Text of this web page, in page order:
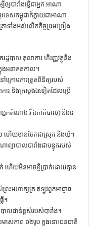
យបារាំងធ្វើជាអ្នក អាណា
េសកម្ពុជាក៏ក្លាយជាអាណា
រាទាំងអស់លើកកិច្ចព្រមព្រៀង
ឋបាល តុលាការ ហិរញ្ញវត្ថុនិង
នុងអនាគតកាល។
នៅក្រោមការត្រួតពិនិត្យរបស់
ការ និងក្រសួងឯទៀតដែលប្រើ
អ្នកតំណាង រឺ ឯកាភិបាល) និងរេ
ហើយមានចែកជាស្រុក និងឃុំ។
ព្យាបាលបារាំងជាបន្ទុករបស់
ហើយមិនអាចខ្ចីប្រាក់ដោយគ្មាន
រះមហាក្សត្រ ឥឡូវពួកអាជ្ញាធ
លី។
ាលជាន់ខ្ពស់របស់បារាំង។
មាសភាព ១២រូប ក្នុងនោះជនជាតិ